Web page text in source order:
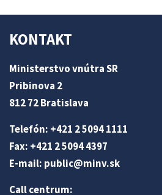
KONTAKT
Ministerstvo vnútra SR
Pribinova 2
812 72 Bratislava
Telefón: +421 2 5094 1111
Fax: +421 2 5094 4397
E-mail: public@minv.sk
Call centrum: